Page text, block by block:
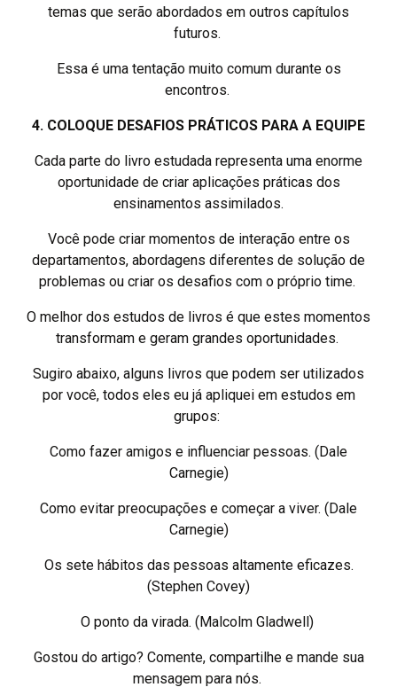
temas que serão abordados em outros capítulos
futuros.
Essa é uma tentação muito comum durante os
encontros.
4. COLOQUE DESAFIOS PRÁTICOS PARA A EQUIPE
Cada parte do livro estudada representa uma enorme
oportunidade de criar aplicações práticas dos
ensinamentos assimilados.
Você pode criar momentos de interação entre os
departamentos, abordagens diferentes de solução de
problemas ou criar os desafios com o próprio time.
O melhor dos estudos de livros é que estes momentos
transformam e geram grandes oportunidades.
Sugiro abaixo, alguns livros que podem ser utilizados
por você, todos eles eu já apliquei em estudos em
grupos:
Como fazer amigos e influenciar pessoas. (Dale
Carnegie)
Como evitar preocupações e começar a viver. (Dale
Carnegie)
Os sete hábitos das pessoas altamente eficazes.
(Stephen Covey)
O ponto da virada. (Malcolm Gladwell)
Gostou do artigo? Comente, compartilhe e mande sua
mensagem para nós.